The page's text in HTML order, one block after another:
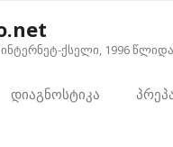
ქსელი, 1996
დიაგნოსტიკა